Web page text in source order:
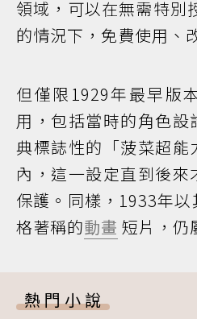
領域，可以在無需特別
的情況下，免費使用、
但僅限1929年最早版
用，包括當時的角色設
典標誌性的「菠菜超能
內，這一設定直到後
保護。同樣，1933年
格著稱的動畫 短片，仍
熱門小說